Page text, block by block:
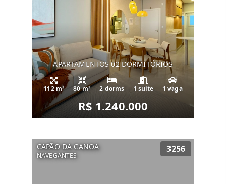
APARTAMENTOS 02 DORMITÓRIOS
112 m² 80 m² 2 dorms 1 suíte 1 vaga
R$ 1.240.000
CAPÃO DA CANOA
NAVEGANTES
3256